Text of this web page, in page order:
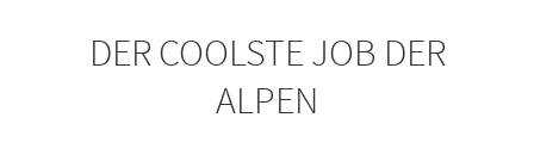
DER COOLSTE JOB DER
ALPEN